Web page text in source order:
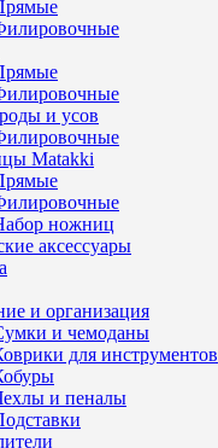
и усов
Matakki
ножниц
аксессуары
и организация
и чемоданы
для инструментов
и пеналы